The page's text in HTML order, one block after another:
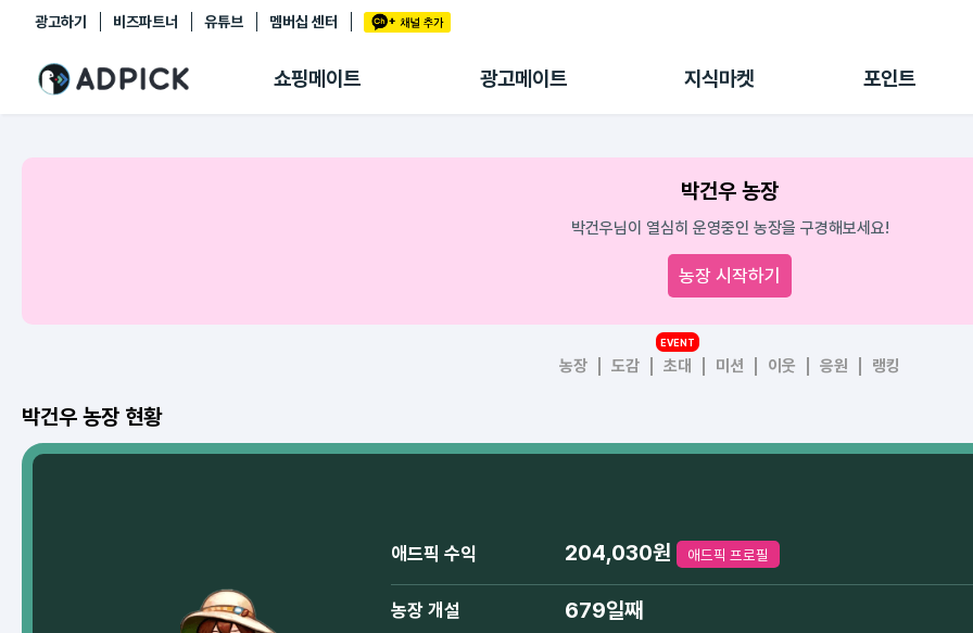
광고하기 비즈파트너 유튜브 멤버십 센터
쇼핑메이트 광고메이트 지식마켓 포인트
추천상품
쇼핑 에이전트
링크관리
광고리포트
출석 룰렛
후원
박건우 농장
박건우님이 열심히 운영중인 농장을 구경해보세요!
농장 시작하기
농장 도감 초대
EVENT
미션 이웃 응원 랭킹
박건우 농장 현황
애드픽 수익 204,030원 애드픽 프로필
농장 개설 679일째